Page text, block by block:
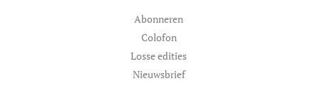
Abonneren
Colofon
Losse edities
Nieuwsbrief